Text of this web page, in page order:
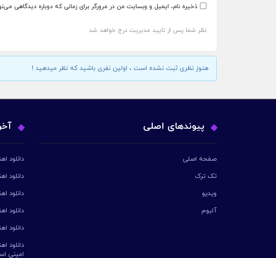
ذخیره نام، ایمیل و وبسایت من در مرورگر برای زمانی که دوباره دیدگاهی
نظر شما پس از تایید مدیریت درج خواهد شد
هنوز نظری ثبت نشده است ، اولین نفری باشید که نظر میدهید !
پیوندهای اصلی
صفحه اصلی
تک ترک
ویدیو
آلبوم
دانلود
دانلود
دانلود
دانلود
دانلود
دانلود
امینی